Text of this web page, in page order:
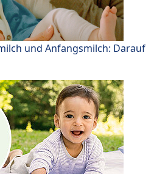
und Anfangsmilch: Darauf